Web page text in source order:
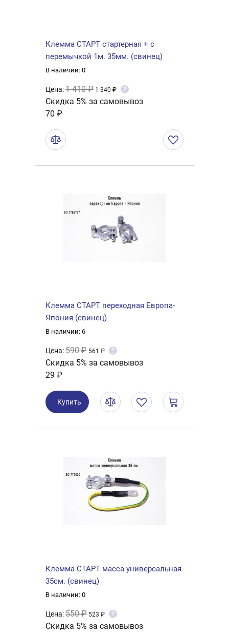
Клемма СТАРТ стартерная + с
перемычкой 1м. 35мм. (свинец)
В наличии: 0
Цена:1 410 ₽ 1 340 ₽ ?
Скидка 5% за самовывоз
70 ₽
Клемма СТАРТ переходная Европа-
Япония (свинец)
В наличии: 6
Цена:590 ₽ 561 ₽ ?
Скидка 5% за самовывоз
29 ₽
Купить
Клемма СТАРТ масса универсальная
35см. (свинец)
В наличии: 0
Цена:550 ₽ 523 ₽ ?
Скидка 5% за самовывоз